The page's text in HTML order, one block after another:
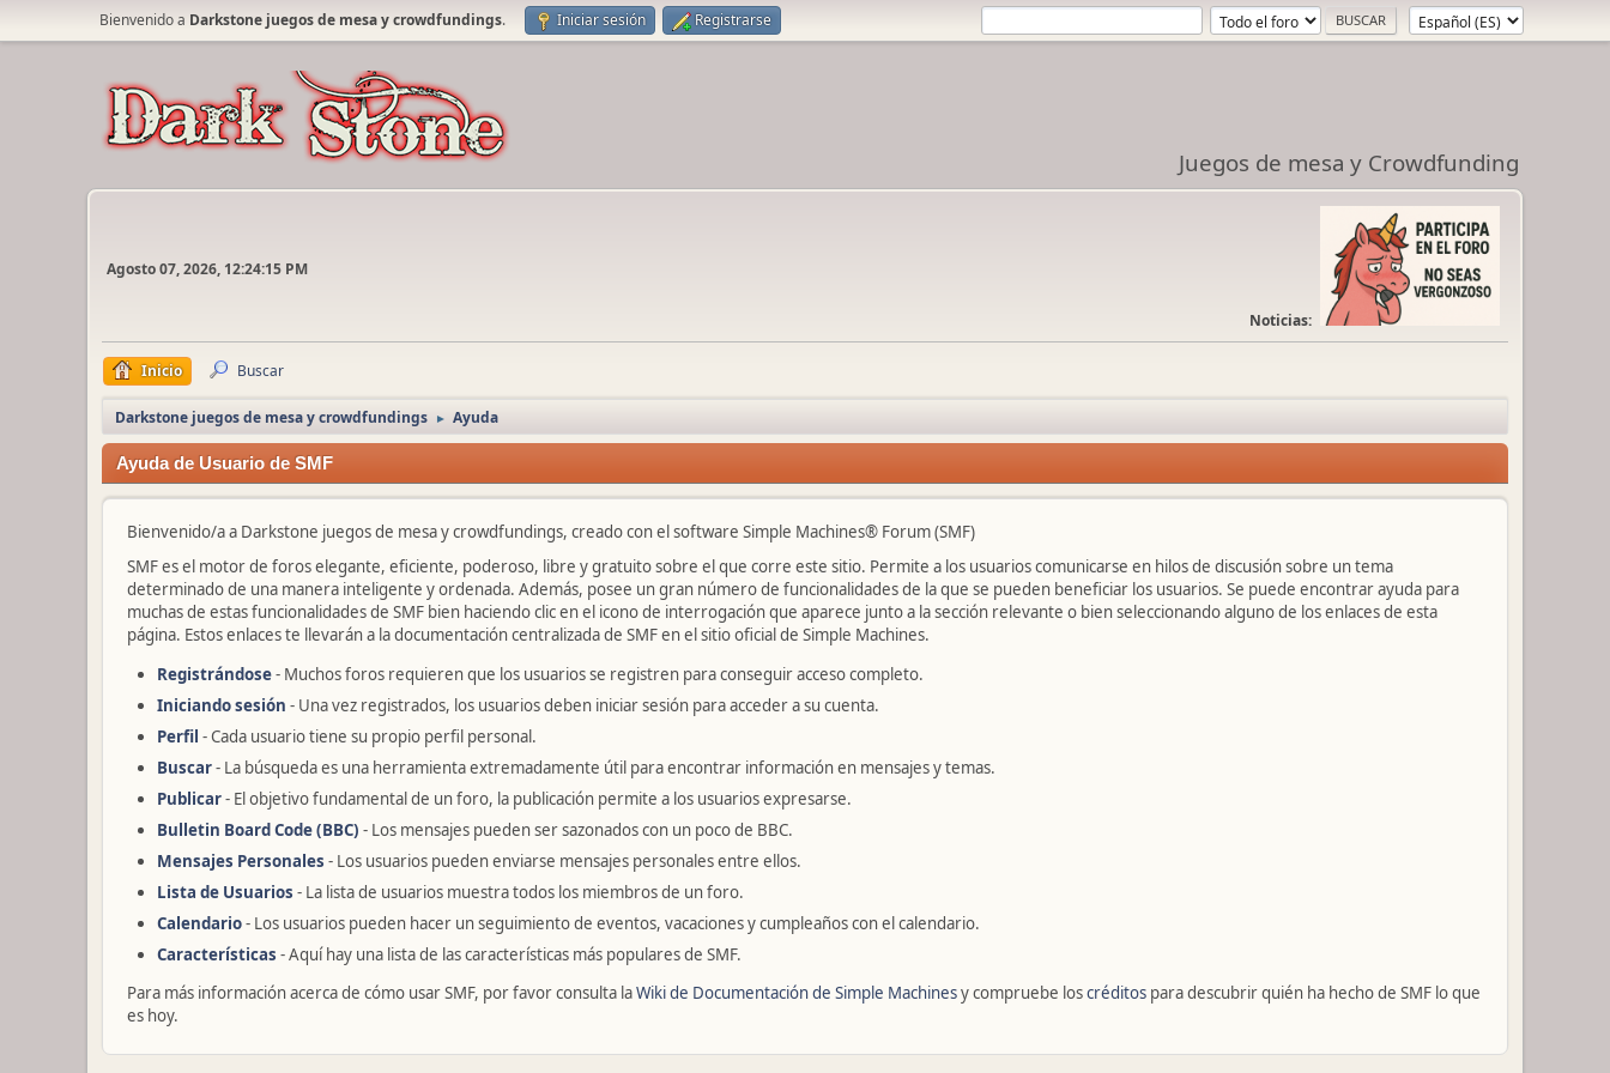
Bienvenido a Darkstone juegos de mesa y crowdfundings. Iniciar sesión Registrarse
Juegos de mesa y Crowdfunding
Agosto 07, 2026, 12:24:15 PM
Noticias:
Inicio Buscar
Darkstone juegos de mesa y crowdfundings ► Ayuda
Ayuda de Usuario de SMF
Bienvenido/a a Darkstone juegos de mesa y crowdfundings, creado con el software Simple Machines® Forum (SMF)
SMF es el motor de foros elegante, eficiente, poderoso, libre y gratuito sobre el que corre este sitio. Permite a los usuarios comunicarse en hilos de discusión sobre un tema
determinado de una manera inteligente y ordenada. Además, posee un gran número de funcionalidades de la que se pueden beneficiar los usuarios. Se puede encontrar ayuda para
muchas de estas funcionalidades de SMF bien haciendo clic en el icono de interrogación que aparece junto a la sección relevante o bien seleccionando alguno de los enlaces de esta
página. Estos enlaces te llevarán a la documentación centralizada de SMF en el sitio oficial de Simple Machines.
Registrándose- Muchos foros requieren que los usuarios se registren para conseguir acceso completo.
Iniciando sesión - Una vez registrados, los usuarios deben iniciar sesión para acceder a su cuenta.
Perfil - Cada usuario tiene su propio perfil personal.
Buscar- La búsqueda es una herramienta extremadamente útil para encontrar información en mensajes y temas.
Publicar- El objetivo fundamental de un foro, la publicación permite a los usuarios expresarse.
Bulletin Board Code (BBC) - Los mensajes pueden ser sazonados con un poco de BBC.
Mensajes Personales - Los usuarios pueden enviarse mensajes personales entre ellos.
Lista de Usuarios - La lista de usuarios muestra todos los miembros de un foro.
Calendario- Los usuarios pueden hacer un seguimiento de eventos, vacaciones y cumpleaños con el calendario.
Características - Aquí hay una lista de las características más populares de SMF.
Para más información acerca de cómo usar SMF, por favor consulta laWiki de Documentación de Simple Machinesy compruebe loscréditos para descubrir quién ha hecho de SMF lo que
es hoy.